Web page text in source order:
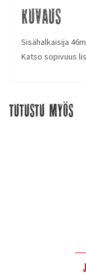
Kuvaus
Sisähalkaisija
Katso sopivuus
Tutustu myös